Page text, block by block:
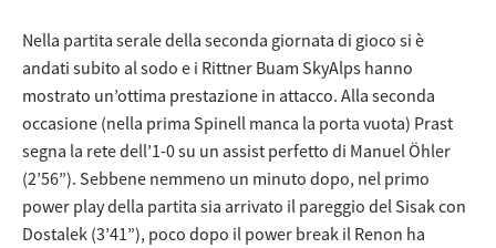
Nella partita serale della seconda giornata di gioco si è
andati subito al sodo e i Rittner Buam SkyAlps hanno
mostrato un’ottima prestazione in attacco. Alla seconda
occasione (nella prima Spinell manca la porta vuota) Prast
segna la rete dell’1-0 su un assist perfetto di Manuel Öhler
(2’56”). Sebbene nemmeno un minuto dopo, nel primo
power play della partita sia arrivato il pareggio del Sisak con
Dostalek (3’41”), poco dopo il power break il Renon ha